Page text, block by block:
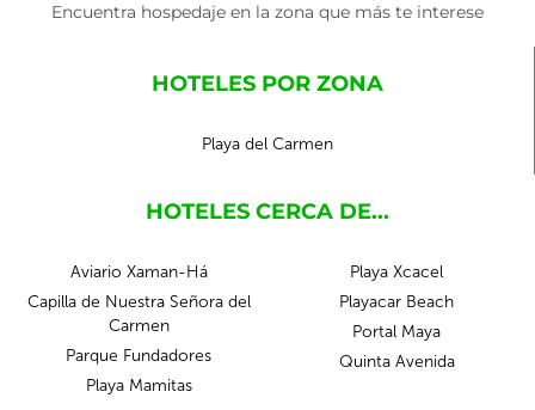
Encuentra hospedaje en la zona que más te interese
HOTELES POR ZONA
Playa del Carmen
HOTELES CERCA DE...
Aviario Xaman-Há
Capilla de Nuestra Señora del
Carmen
Parque Fundadores
Playa Mamitas
Playa Xcacel
Playacar Beach
Portal Maya
Quinta Avenida